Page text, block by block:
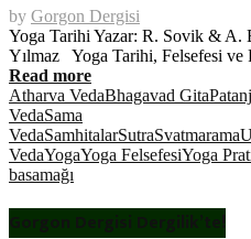
by Gorgon Dergisi
Yoga Tarihi Yazar: R. Sovik & A.
Yılmaz Yoga Tarihi, Felsefesi ve
Read more
Atharva VedaBhagavad Gita
VedaSama
VedaSamhitalarSutraSvatmarama
VedaYogaYoga FelsefesiYoga
basamağı
Gorgon Dergisi Dergilik’te!